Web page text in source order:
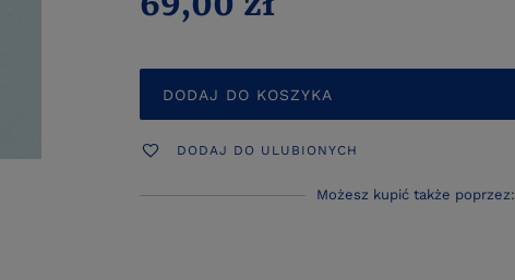
DODAJ DO KOSZYKA
DODAJ DO ULUBIONYCH
Możesz kupić także poprzez: